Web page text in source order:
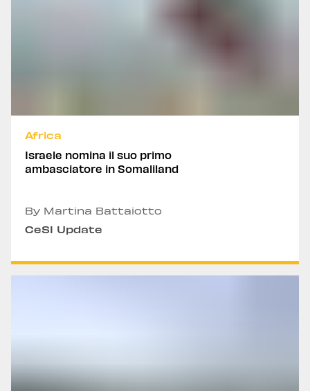
Africa
Israele nomina il suo primo
ambasciatore in Somaliland
By Martina Battaiotto
CeSI Update